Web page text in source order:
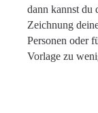
dann kannst du
Zeichnung
Personen oder
Vorlage zu